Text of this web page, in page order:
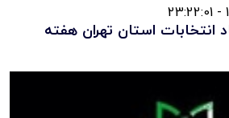
استان تهران هفته